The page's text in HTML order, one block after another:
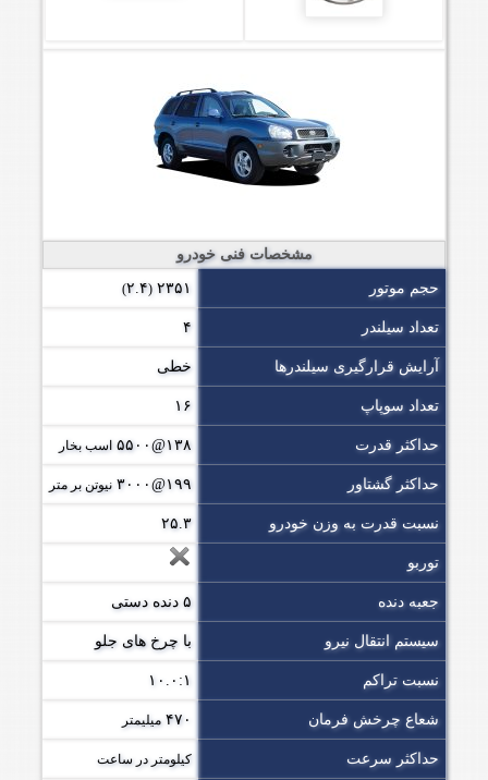
مشخصات فنی خودرو
حجم موتور ۲۳۵۱ (۲.۴)
تعداد سیلندر ۴
آرایش قرارگیری سیلندرها خطی
تعداد سوپاپ ۱۶
حداکثر قدرت ۱۳۸@۵۵۰۰ اسب بخار
حداکثر گشتاور ۱۹۹@۳۰۰۰ نیوتن بر متر
نسبت قدرت به وزن خودرو ۲۵.۳
توربو
جعبه دنده ۵ دنده دستی
سیستم انتقال نیرو با چرخ های جلو
نسبت تراکم ۱۰.۰:۱
شعاع چرخش فرمان ۴۷۰ میلیمتر
حداکثر سرعت کیلومتر در ساعت